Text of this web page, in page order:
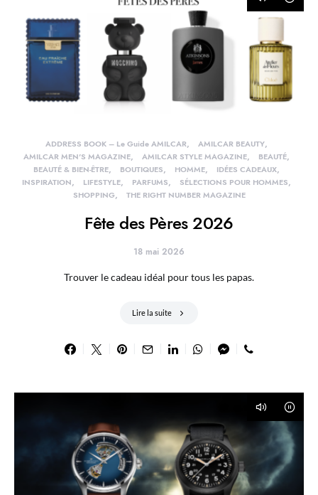
ADDRESS BOOK – Le Guide AMILCAR
AMILCAR BEAUTY
AMILCAR MEN'S MAGAZINE
AMILCAR STYLE MAGAZINE
BEAUTÉ
BEAUTÉ & BIEN-ÊTRE
BOUTIQUES HOMME
IDÉES CADEAUX
INSPIRATION
LIFESTYLE PARFUMS
SÉLECTIONS POUR HOMMES
SHOPPING
THE RIGHT NUMBER MAGAZINE
Fête des Pères 2026
18 mai 2026
Trouver le cadeau idéal pour tous les papas.
Lire la suite